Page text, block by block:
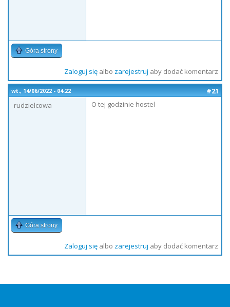
Góra strony
Zaloguj sięalbo zarejestruj aby dodać komentarz
wt., 14/06/2022 - 04:22
#21
rudzielcowa
O tej godzinie hostel
Góra strony
Zaloguj sięalbo zarejestruj aby dodać komentarz